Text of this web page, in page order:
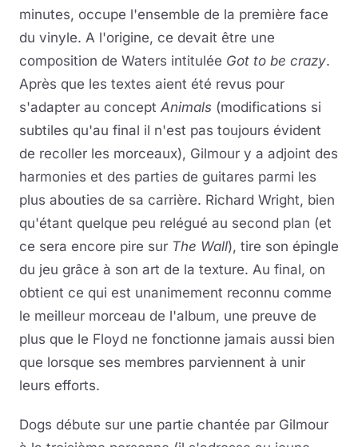
minutes, occupe l'ensemble de la première face
du vinyle. A l'origine, ce devait être une
composition de Waters intitulée Got to be crazy.
Après que les textes aient été revus pour
s'adapter au concept Animals (modifications si
subtiles qu'au final il n'est pas toujours évident
de recoller les morceaux), Gilmour y a adjoint des
harmonies et des parties de guitares parmi les
plus abouties de sa carrière. Richard Wright, bien
qu'étant quelque peu relégué au second plan (et
ce sera encore pire sur The Wall), tire son épingle
du jeu grâce à son art de la texture. Au final, on
obtient ce qui est unanimement reconnu comme
le meilleur morceau de l'album, une preuve de
plus que le Floyd ne fonctionne jamais aussi bien
que lorsque ses membres parviennent à unir
leurs efforts.
Dogs débute sur une partie chantée par Gilmour